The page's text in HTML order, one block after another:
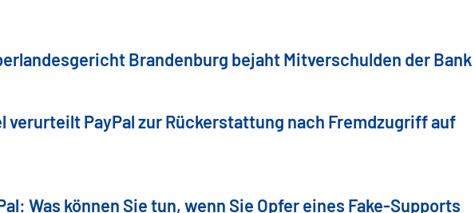
Brandenburg bejaht Mitverschulden der Bank
verurteilt PayPal zur Rückerstattung nach Fremdzugriff auf
Was können Sie tun, wenn Sie Opfer eines Fake-Supports